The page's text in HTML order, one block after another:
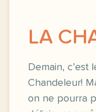
LA
Demain,
Chandeleur!
on ne pourra